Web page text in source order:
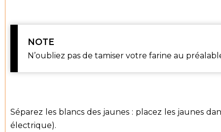
NOTE
N’oubliez pas de tamiser votre farine au
Séparez les blancs des jaunes : placez les jaunes
électrique).